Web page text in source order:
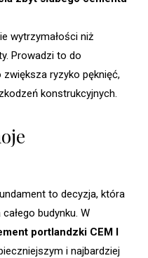
wytrzymałości niż
Prowadzi to do
ryzyko pęknięć,
konstrukcyjnych.
to decyzja, która
budynku. W
portlandzki CEM I
i najbardziej